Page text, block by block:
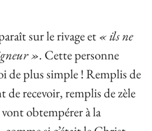
sur le rivage et« ils ne
». Cette personne
de plus simple ! Remplis de
de recevoir, remplis de zèle
obtempérer à la